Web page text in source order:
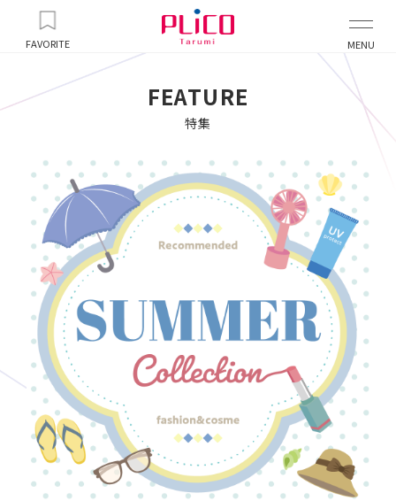
FAVORITE MENU
FEATURE
特集